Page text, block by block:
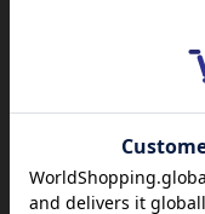
レビュー